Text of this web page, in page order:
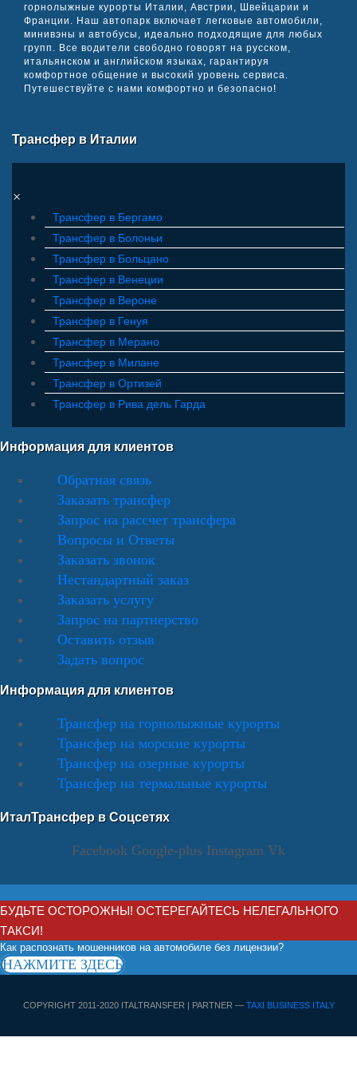
горнолыжные курорты Италии, Австрии, Швейцарии и
Франции. Наш автопарк включает легковые автомобили,
минивэны и автобусы, идеально подходящие для любых
групп. Все водители свободно говорят на русском,
итальянском и английском языках, гарантируя
комфортное общение и высокий уровень сервиса.
Путешествуйте с нами комфортно и безопасно!
Трансфер в Италии
×
Трансфер в Бергамо
Трансфер в Болоньи
Трансфер в Больцано
Трансфер в Венеции
Трансфер в Вероне
Трансфер в Генуя
Трансфер в Мерано
Трансфер в Милане
Трансфер в Ортизей
Трансфер в Рива дель Гарда
Информация для клиентов
Обратная связь
Заказать трансфер
Запрос на рассчет трансфера
Вопросы и Ответы
Заказать звонок
Нестандартный заказ
Заказать услугу
Запрос на партнерство
Оставить отзыв
Задать вопрос
Информация для клиентов
Трансфер на горнолыжные курорты
Трансфер на морские курорты
Трансфер на озерные курорты
Трансфер на термальные курорты
ИталТрансфер в Соцсетях
Facebook Google-plus Instagram Vk
БУДЬТЕ ОСТОРОЖНЫ! ОСТЕРЕГАЙТЕСЬ НЕЛЕГАЛЬНОГО
ТАКСИ!
Как распознать мошенников на автомобиле без лицензии?
НАЖМИТЕ ЗДЕСЬ
COPYRIGHT 2011-2020 ITALTRANSFER | PARTNER — TAXI BUSINESS ITALY